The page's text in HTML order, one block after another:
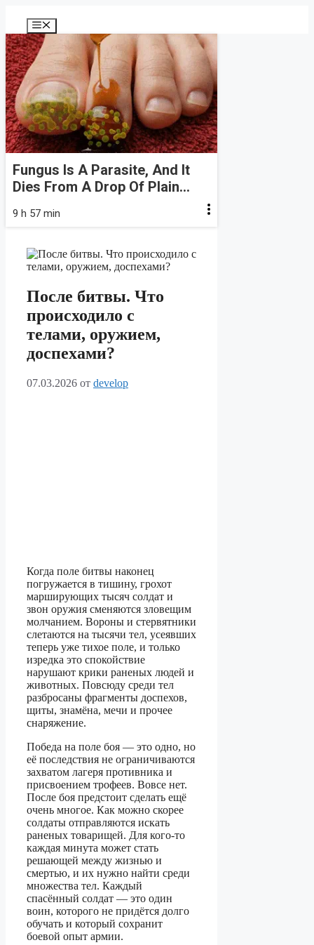
содержимому
Меню
Fungus Is A Parasite, And It
Dies From A Drop Of Plain...
9 h 57 min
После битвы. Что
происходило с
телами, оружием,
доспехами?
07.03.2026 от develop
Когда поле битвы наконец
погружается в тишину, грохот
марширующих тысяч солдат и
звон оружия сменяются зловещим
молчанием. Вороны и стервятники
слетаются на тысячи тел, усеявших
теперь уже тихое поле, и только
изредка это спокойствие
нарушают крики раненых людей и
животных. Повсюду среди тел
разбросаны фрагменты доспехов,
щиты, знамёна, мечи и прочее
снаряжение.
Победа на поле боя — это одно, но
её последствия не ограничиваются
захватом лагеря противника и
присвоением трофеев. Вовсе нет.
После боя предстоит сделать ещё
очень многое. Как можно скорее
солдаты отправляются искать
раненых товарищей. Для кого-то
каждая минута может стать
решающей между жизнью и
смертью, и их нужно найти среди
множества тел. Каждый
спасённый солдат — это один
воин, которого не придётся долго
обучать и который сохранит
боевой опыт армии.